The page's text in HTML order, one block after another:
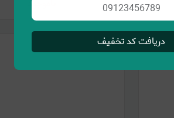
ناموجود
دریافت کد تخفیف